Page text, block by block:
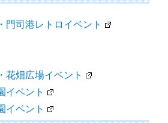
門司港レトロイベント
花畑広場イベント
イベント
イベント